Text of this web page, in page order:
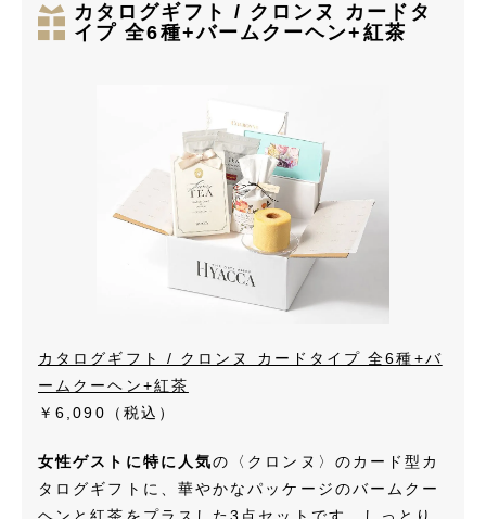
カタログギフト / クロンヌ カードタ
イプ 全6種+バームクーヘン+紅茶
カタログギフト / クロンヌ カードタイプ 全6種+バ
ームクーヘン+紅茶
￥6,090
（税込）
女性ゲストに特に人気の〈クロンヌ〉のカード型カ
タログギフトに、華やかなパッケージのバームクー